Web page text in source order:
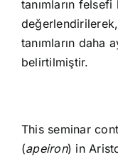
tanımların
tanımların daha
belirtilmiştir.
This seminar
(apeiron) in